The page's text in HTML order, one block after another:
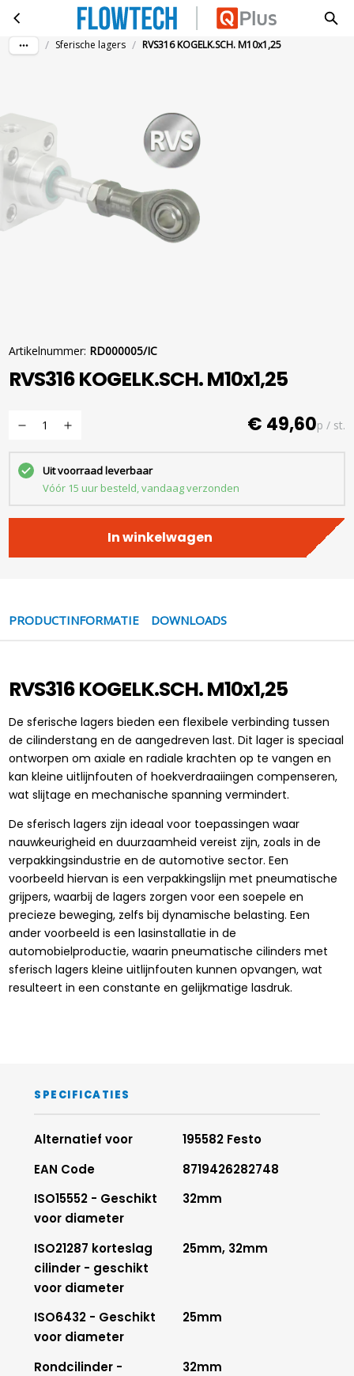
Ga naar hoofdinhoudRVS316 KOGELK.SCH. M10x1,25
/ Sferische lagers / RVS316 KOGELK.SCH. M10x1,25
Artikelnummer: RD000005/IC
RVS316 KOGELK.SCH. M10x1,25
€ 49,60p / st.
Uit voorraad leverbaar
Vóór 15 uur besteld, vandaag verzonden
In winkelwagen
PRODUCTINFORMATIE DOWNLOADS
RVS316 KOGELK.SCH. M10x1,25
De sferische lagers bieden een flexibele verbinding tussen
de cilinderstang en de aangedreven last. Dit lager is speciaal
ontworpen om axiale en radiale krachten op te vangen en
kan kleine uitlijnfouten of hoekverdraaiingen compenseren,
wat slijtage en mechanische spanning vermindert.
De sferisch lagers zijn ideaal voor toepassingen waar
nauwkeurigheid en duurzaamheid vereist zijn, zoals in de
verpakkingsindustrie en de automotive sector. Een
voorbeeld hiervan is een verpakkingslijn met pneumatische
grijpers, waarbij de lagers zorgen voor een soepele en
precieze beweging, zelfs bij dynamische belasting. Een
ander voorbeeld is een lasinstallatie in de
automobielproductie, waarin pneumatische cilinders met
sferisch lagers kleine uitlijnfouten kunnen opvangen, wat
resulteert in een constante en gelijkmatige lasdruk.
SPECIFICATIES
Alternatief voor
195582 Festo
EAN Code
8719426282748
ISO15552 - Geschikt
voor diameter
32mm
ISO21287 korteslag
cilinder - geschikt
voor diameter
25mm, 32mm
ISO6432 - Geschikt
voor diameter
25mm
Rondcilinder -
32mm